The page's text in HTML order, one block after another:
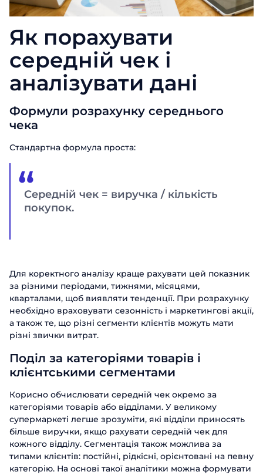
Як порахувати
середній чек і
аналізувати дані
Формули розрахунку середнього
чека
Стандартна формула проста:
Середній чек = виручка / кількість
покупок.
Для коректного аналізу краще рахувати цей показник
за різними періодами, тижнями, місяцями,
кварталами, щоб виявляти тенденції. При розрахунку
необхідно враховувати сезонність і маркетингові акції,
а також те, що різні сегменти клієнтів можуть мати
різні звички витрат.
Поділ за категоріями товарів і
клієнтськими сегментами
Корисно обчислювати середній чек окремо за
категоріями товарів або відділами. У великому
супермаркеті легше зрозуміти, які відділи приносять
більше виручки, якщо рахувати середній чек для
кожного відділу. Сегментація також можлива за
типами клієнтів: постійні, рідкісні, орієнтовані на певну
категорію. На основі такої аналітики можна формувати